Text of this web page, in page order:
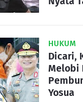
HUKUM
Dicari,
Melobi
Yosua